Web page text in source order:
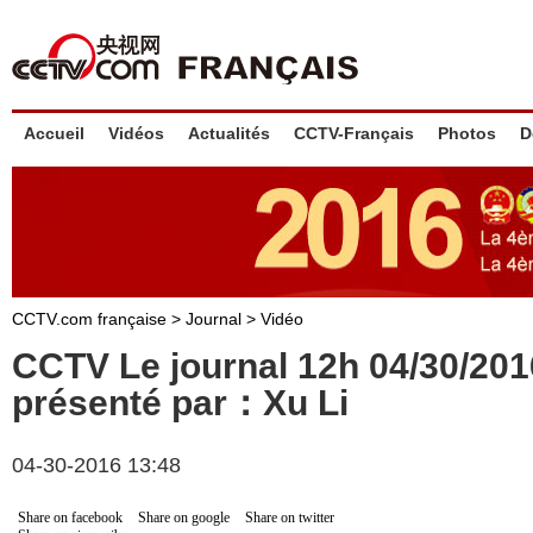
Accueil Vidéos Actualités CCTV-Français Photos
CCTV.com française > Journal > Vidéo
CCTV Le journal 12h 04/30/
présenté par：Xu Li
04-30-2016 13:48
Share on facebook Share on google
Share on twitter